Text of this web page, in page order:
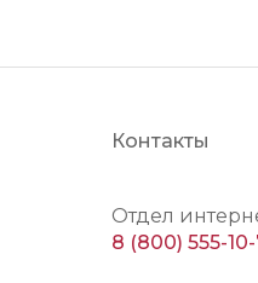
Контакты
Отдел
8 (800) 555-